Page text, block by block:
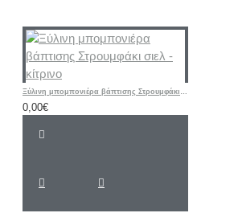
Ξύλινη μπομπονιέρα βάπτισης Στρουμφάκι σιελ - κίτρινο
0,00€